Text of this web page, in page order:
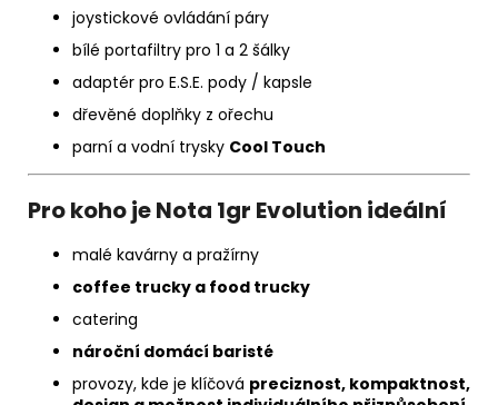
joystickové ovládání páry
bílé portafiltry pro 1 a 2 šálky
adaptér pro E.S.E. pody / kapsle
dřevěné doplňky z ořechu
parní a vodní trysky Cool Touch
Pro koho je Nota 1gr Evolution ideální
malé kavárny a pražírny
coffee trucky a food trucky
catering
nároční domácí baristé
provozy, kde je klíčová preciznost, kompaktnost,